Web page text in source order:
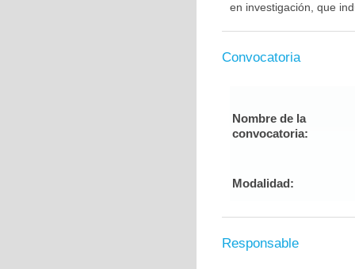
en investigación, que
Convocatoria
Nombre de la
convocatoria:
Modalidad:
Responsable